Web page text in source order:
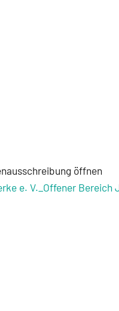
öffnen
e. V._Offener Bereich